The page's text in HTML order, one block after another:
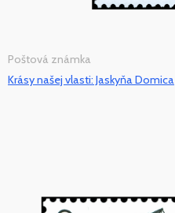
Poštová známka
Krásy našej vlasti: Jaskyňa Domica